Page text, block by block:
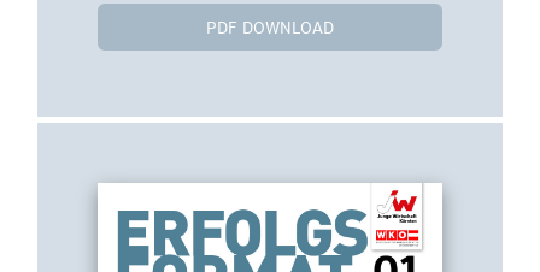
PDF DOWNLOAD